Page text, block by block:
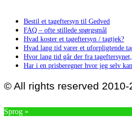
Bestil et tageftersyn til Gedved
FAQ – ofte stillede spørgsmål
Hvad koster et tageftersyn / tagtjek?
Hvad lang tid varer et uforpligtende
Hvor lang tid går der fra
Har i en prisberegner hvor jeg selv
© All rights reserved 2010-
Sprog »